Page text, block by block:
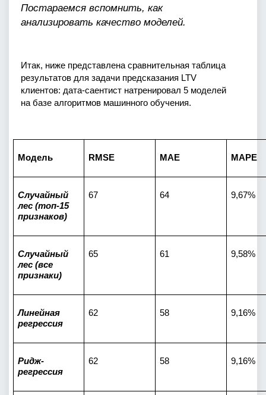
Постараемся вспомнить, как
анализировать качество моделей.
Итак, ниже представлена сравнительная таблица
результатов для задачи предсказания LTV
клиентов: дата-саентист натренировал 5 моделей
на базе алгоритмов машинного обучения.
Модель RMSE MAE MAPE
Случайный
лес (топ-15
признаков)
67 64 9,67%
Случайный
лес (все
признаки)
65 61 9,58%
Линейная
регрессия
62 58 9,16%
Ридж-
регрессия
62 58 9,16%